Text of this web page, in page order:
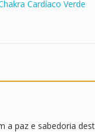
Cardíaco Verde
a paz e sabedoria